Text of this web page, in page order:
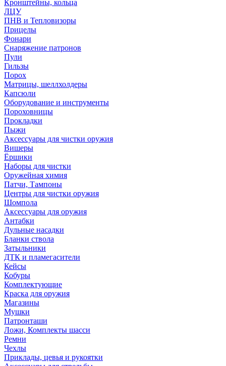
Кронштейны, кольца
ЛЦУ
ПНВ и Тепловизоры
Прицелы
Фонари
Снаряжение патронов
Пули
Гильзы
Порох
Матрицы, шеллхолдеры
Капсюли
Оборудование и инструменты
Пороховницы
Прокладки
Пыжи
Аксессуары для чистки оружия
Вишеры
Ёршики
Наборы для чистки
Оружейная химия
Патчи, Тампоны
Центры для чистки оружия
Шомпола
Аксессуары для оружия
Антабки
Дульные насадки
Бланки ствола
Затыльники
ДТК и пламегасители
Кейсы
Кобуры
Комплектующие
Краска для оружия
Магазины
Мушки
Патронташи
Ложи, Комплекты шасси
Ремни
Чехлы
Приклады, цевья и рукоятки